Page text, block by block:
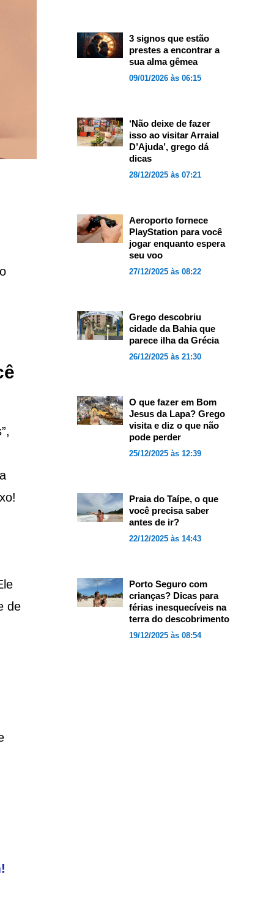
de
3 signos que estão
prestes a encontrar a
sua alma gêmea
09/01/2026 às 06:15
‘Não deixe de fazer
isso ao visitar Arraial
D’Ajuda’, grego dá
dicas
28/12/2025 às 07:21
Aeroporto fornece
PlayStation para você
jogar enquanto espera
seu voo
27/12/2025 às 08:22
Grego descobriu
cidade da Bahia que
parece ilha da Grécia
26/12/2025 às 21:30
O que fazer em Bom
Jesus da Lapa? Grego
visita e diz o que não
pode perder
25/12/2025 às 12:39
Praia do Taípe, o que
você precisa saber
antes de ir?
22/12/2025 às 14:43
Porto Seguro com
crianças? Dicas para
férias inesquecíveis na
terra do descobrimento
19/12/2025 às 08:54